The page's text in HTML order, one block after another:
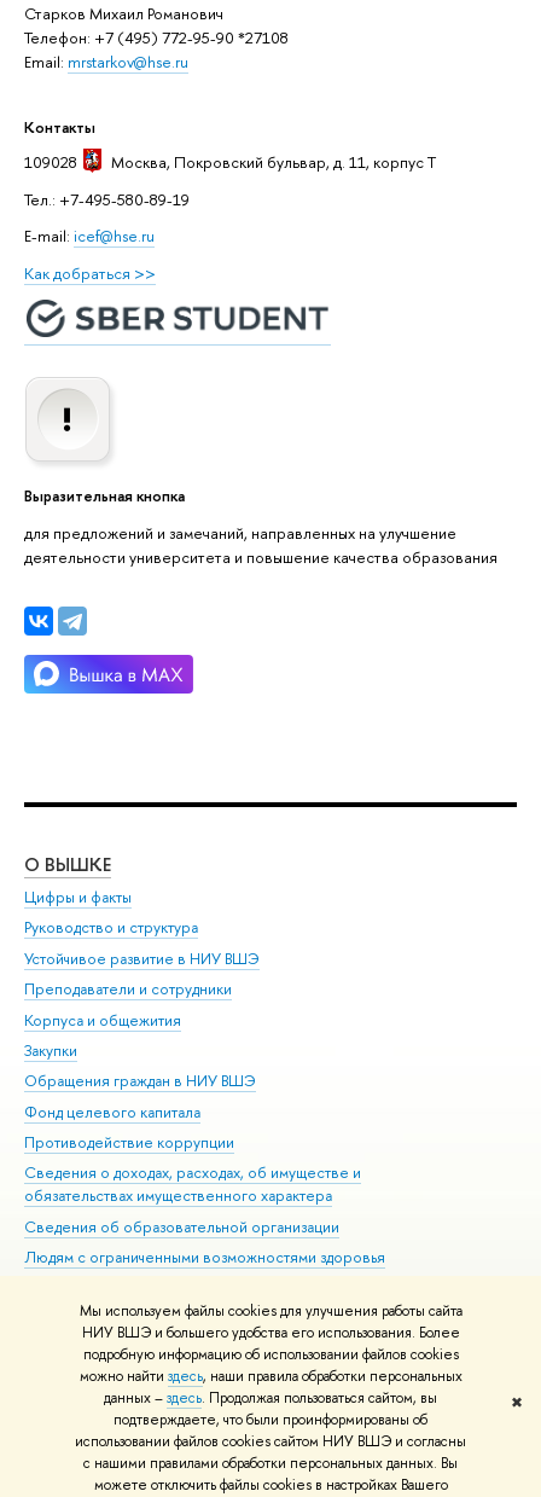
Мы используем файлы cookies для улучшения работы сайта
НИУ ВШЭ и большего удобства его использования. Более
подробную информацию об использовании файлов cookies
можно найти здесь, наши правила обработки персональных
данных –здесь. Продолжая пользоваться сайтом, вы
подтверждаете, что были проинформированы об
использовании файлов cookies сайтом НИУ ВШЭ и согласны
с нашими правилами обработки персональных данных. Вы
можете отключить файлы cookies в настройках Вашего
✖
Старков Михаил Романович
Телефон: +7 (495) 772-95-90 *27108
Email: mrstarkov@hse.ru
Контакты
109028
Москва, Покровский бульвар, д. 11, корпус T
Тел.: +7-495-580-89-19
E-mail: icef@hse.ru
Как добраться >>
Выразительная кнопка
для предложений и замечаний, направленных на улучшение
деятельности университета и повышение качества образования
О ВЫШКЕ
Цифры и факты
Руководство и структура
Устойчивое развитие в НИУ ВШЭ
Преподаватели и сотрудники
Корпуса и общежития
Закупки
Обращения граждан в НИУ ВШЭ
Фонд целевого капитала
Противодействие коррупции
Сведения о доходах, расходах, об имуществе и
обязательствах имущественного характера
Сведения об образовательной организации
Людям с ограниченными возможностями здоровья
Работа в Вышке
© НИУ ВШЭ 1993–2026 Адреса и контакты Условия использования
материалов Политика конфиденциальности Карта сайта
Шрифты HSE Sans и HSE Slab разработаны вШколе дизайна НИУ ВШЭ